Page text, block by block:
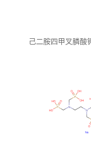
己二胺四甲叉膦酸